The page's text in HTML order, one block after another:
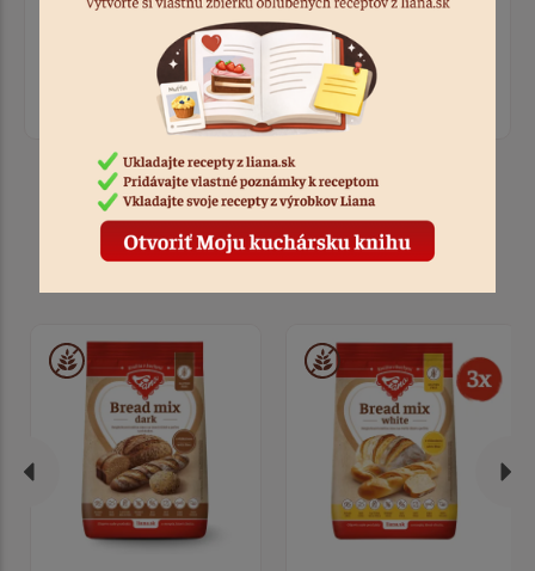
Prihláste sa, ak chcete pridať hodnotenie.
Prihlásiť sa
Produkty k receptu